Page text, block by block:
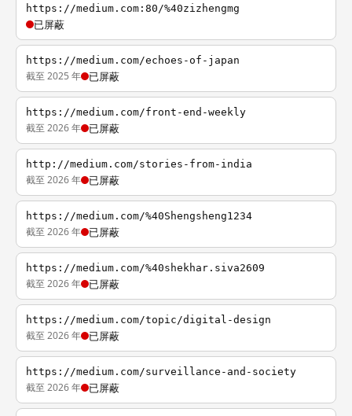
https://medium.com:80/%40zizhengmg
已屏蔽
https://medium.com/echoes-of-japan
截至 2025 年 已屏蔽
https://medium.com/front-end-weekly
截至 2026 年 已屏蔽
http://medium.com/stories-from-india
截至 2026 年 已屏蔽
https://medium.com/%40Shengsheng1234
截至 2026 年 已屏蔽
https://medium.com/%40shekhar.siva2609
截至 2026 年 已屏蔽
https://medium.com/topic/digital-design
截至 2026 年 已屏蔽
https://medium.com/surveillance-and-society
截至 2026 年 已屏蔽